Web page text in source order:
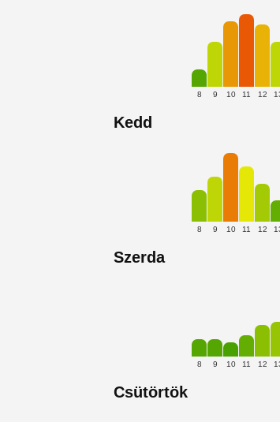
8 9 10 11 12
Kedd
8 9 10 11 12
Szerda
8 9 10 11 12
Csütörtök